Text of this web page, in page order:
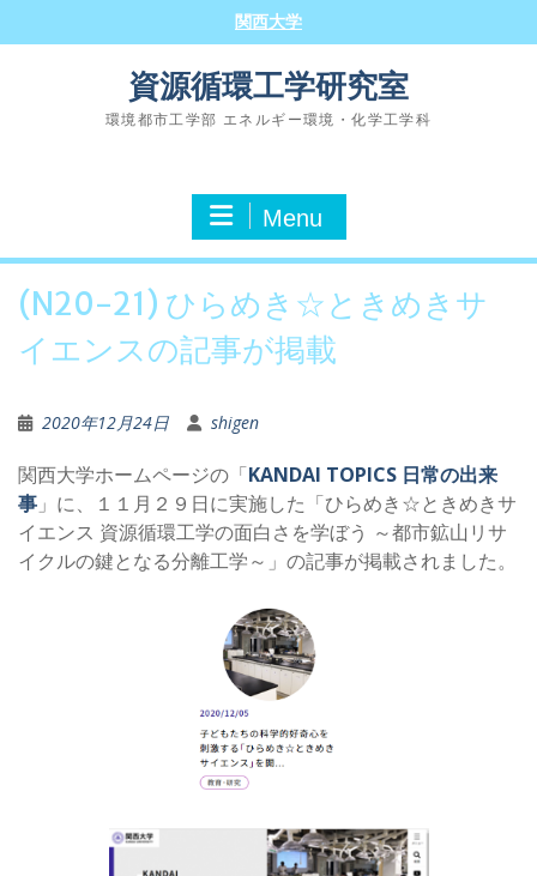
関西大学
資源循環工学研究室
環境都市工学部 エネルギー環境・化学工学科
Menu
(N20-21) ひらめき☆ときめきサ
イエンスの記事が掲載
2020年12月24日 shigen
関西大学ホームページの「KANDAI TOPICS 日常の出来
事 」に、１１月２９日に実施した「ひらめき☆ときめきサ
イエンス 資源循環工学の面白さを学ぼう ～都市鉱山リサ
イクルの鍵となる分離工学～」の記事が掲載されました。